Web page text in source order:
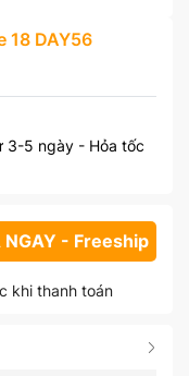
18 DAY56
3-5 ngày - Hỏa tốc
NGAY - Freeship
khi thanh toán